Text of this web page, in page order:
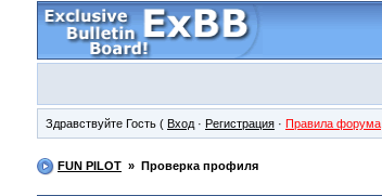
Здравствуйте Гость ( Вход · Регистрация · Правила форума
FUN PILOT » Проверка профиля